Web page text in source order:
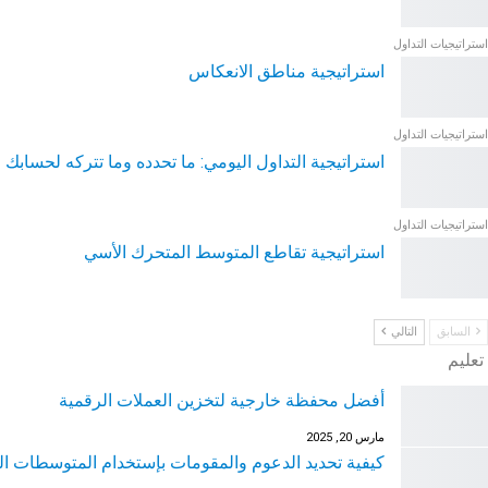
استراتيجيات التداول
استراتيجية مناطق الانعكاس
استراتيجيات التداول
استراتيجية التداول اليومي: ما تحدده وما تتركه لحسابك
استراتيجيات التداول
استراتيجية تقاطع المتوسط المتحرك الأسي
السابق التالي
تعليم
أفضل محفظة خارجية لتخزين العملات الرقمية
مارس 20, 2025
كيفية تحديد الدعوم والمقومات بإستخدام المتوسطات